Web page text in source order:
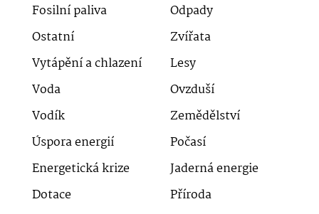
Fosilní paliva
Odpady
Ostatní
Zvířata
Vytápění a chlazení
Lesy
Voda
Ovzduší
Vodík
Zemědělství
Úspora energií
Počasí
Energetická krize
Jaderná energie
Dotace
Příroda